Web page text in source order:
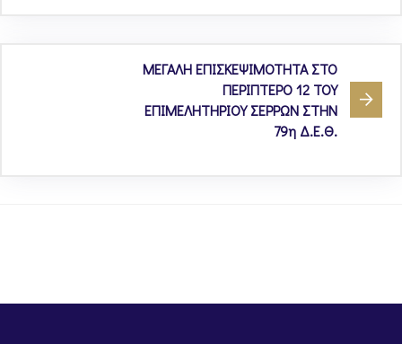
ΜΕΓΑΛΗ ΕΠΙΣΚΕΨΙΜΟΤΗΤΑ ΣΤΟ
ΠΕΡΙΠΤΕΡΟ 12 ΤΟΥ
ΕΠΙΜΕΛΗΤΗΡΙΟΥ ΣΕΡΡΩΝ ΣΤΗΝ
79η Δ.Ε.Θ.